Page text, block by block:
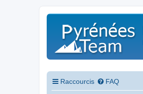
Raccourcis FAQ